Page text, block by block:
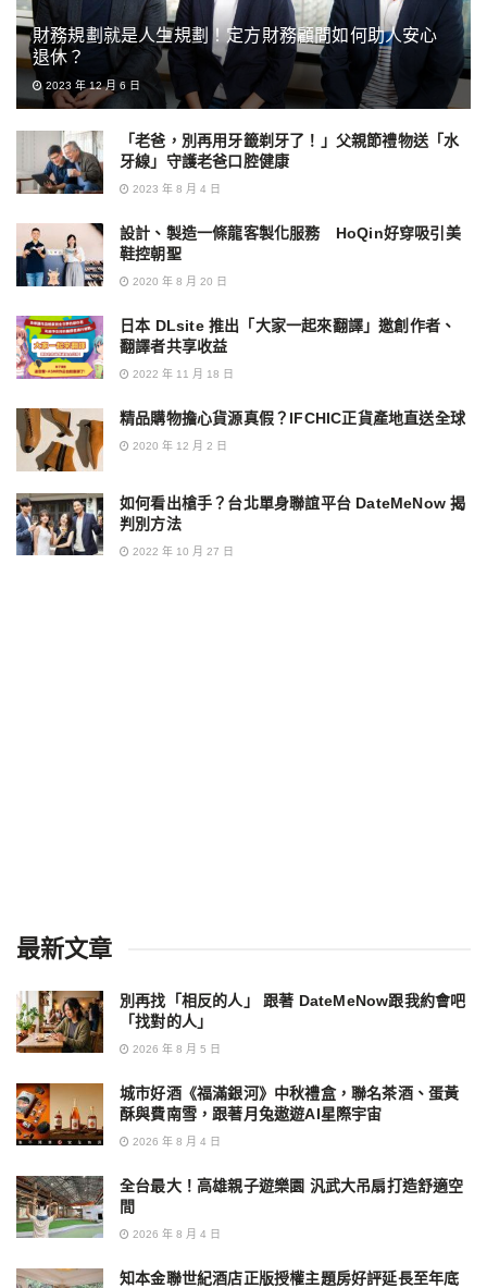
財務規劃就是人生規劃！定方財務顧問如何助人安心
退休？
2023 年 12 月 6 日
「老爸，別再用牙籤剃牙了！」父親節禮物送「水
牙線」守護老爸口腔健康
2023 年 8 月 4 日
設計、製造一條龍客製化服務 HoQin好穿吸引美
鞋控朝聖
2020 年 8 月 20 日
日本 DLsite 推出「大家一起來翻譯」邀創作者、
翻譯者共享收益
2022 年 11 月 18 日
精品購物擔心貨源真假？IFCHIC正貨產地直送全球
2020 年 12 月 2 日
如何看出槍手？台北單身聯誼平台 DateMeNow 揭
判別方法
2022 年 10 月 27 日
最新文章
別再找「相反的人」 跟著 DateMeNow跟我約會吧
「找對的人」
2026 年 8 月 5 日
城市好酒《福滿銀河》中秋禮盒，聯名茶酒、蛋黃
酥與費南雪，跟著月兔遨遊AI星際宇宙
2026 年 8 月 4 日
全台最大！高雄親子遊樂園 汎武大吊扇打造舒適空
間
2026 年 8 月 4 日
知本金聯世紀酒店正版授權主題房好評延長至年底